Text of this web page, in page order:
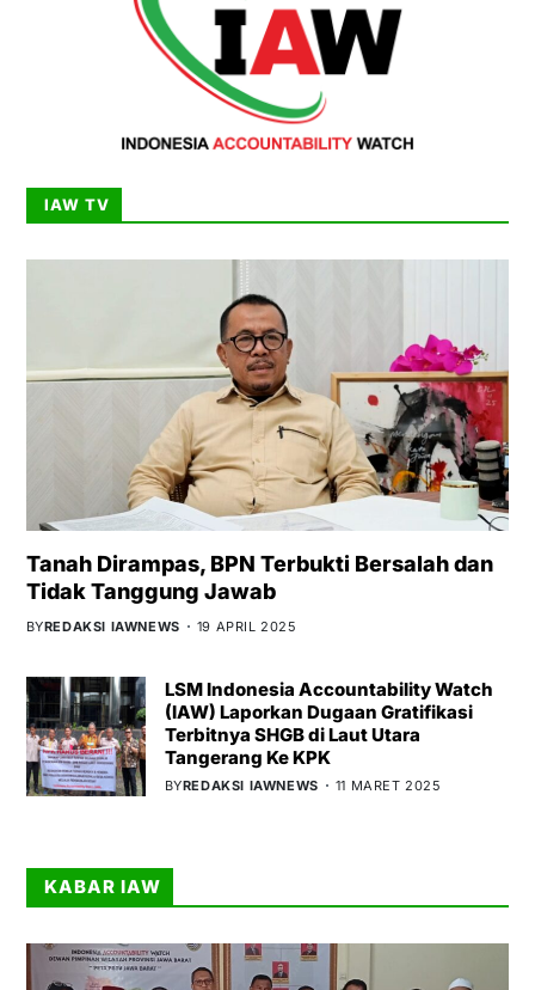
IAW TV
Tanah Dirampas, BPN Terbukti Bersalah dan
Tidak Tanggung Jawab
BYREDAKSI IAWNEWS 19 APRIL 2025
LSM Indonesia Accountability Watch
(IAW) Laporkan Dugaan Gratifikasi
Terbitnya SHGB di Laut Utara
Tangerang Ke KPK
BYREDAKSI IAWNEWS 11 MARET 2025
KABAR IAW